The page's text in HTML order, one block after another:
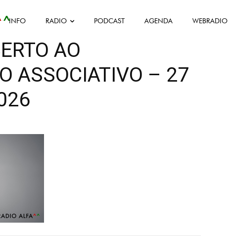
INFO RADIO PODCAST AGENDA WEBRADIO
AO
ASSOCIATIVO – 27